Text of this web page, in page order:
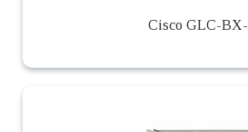
Cisco GLC-